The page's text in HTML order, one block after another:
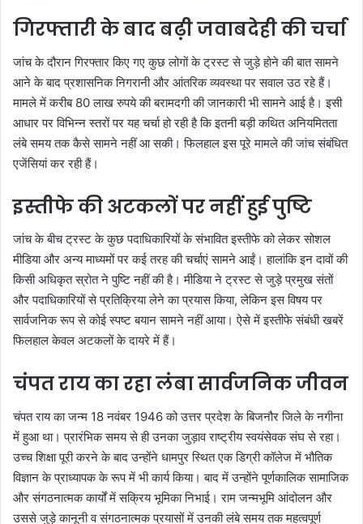
गिरफ्तारी के बाद बढ़ी जवाबदेही की चर्चा
जांच के दौरान गिरफ्तार किए गए कुछ लोगों के ट्रस्ट से जुड़े होने की बात सामने
आने के बाद प्रशासनिक निगरानी और आंतरिक व्यवस्था पर सवाल उठ रहे हैं।
मामले में करीब 80 लाख रुपये की बरामदगी की जानकारी भी सामने आई है। इसी
आधार पर विभिन्न स्तरों पर यह चर्चा हो रही है कि इतनी बड़ी कथित अनियमितता
लंबे समय तक कैसे सामने नहीं आ सकी। फिलहाल इस पूरे मामले की जांच संबंधित
एजेंसियां कर रही हैं।
इस्तीफे की अटकलों पर नहीं हुई पुष्टि
जांच के बीच ट्रस्ट के कुछ पदाधिकारियों के संभावित इस्तीफे को लेकर सोशल
मीडिया और अन्य माध्यमों पर कई तरह की चर्चाएं सामने आईं। हालांकि इन दावों की
किसी अधिकृत स्रोत ने पुष्टि नहीं की है। मीडिया ने ट्रस्ट से जुड़े प्रमुख संतों
और पदाधिकारियों से प्रतिक्रिया लेने का प्रयास किया, लेकिन इस विषय पर
सार्वजनिक रूप से कोई स्पष्ट बयान सामने नहीं आया। ऐसे में इस्तीफे संबंधी खबरें
फिलहाल केवल अटकलों के दायरे में हैं।
चंपत राय का रहा लंबा सार्वजनिक जीवन
चंपत राय का जन्म 18 नवंबर 1946 को उत्तर प्रदेश के बिजनौर जिले के नगीना
में हुआ था। प्रारंभिक समय से ही उनका जुड़ाव राष्ट्रीय स्वयंसेवक संघ से रहा।
उच्च शिक्षा पूरी करने के बाद उन्होंने धामपुर स्थित एक डिग्री कॉलेज में भौतिक
विज्ञान के प्राध्यापक के रूप में भी कार्य किया। बाद में उन्होंने पूर्णकालिक सामाजिक
और संगठनात्मक कार्यों में सक्रिय भूमिका निभाई। राम जन्मभूमि आंदोलन और
उससे जुड़े कानूनी व संगठनात्मक प्रयासों में उनकी लंबे समय तक महत्वपूर्ण